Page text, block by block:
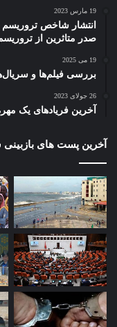
19 مارس 2023
صدر متاثرین از
19 می 2025
بررسی فیلم‌ها و
26 جولای 2023
آخرین فریادهای یک
آخرین پست های